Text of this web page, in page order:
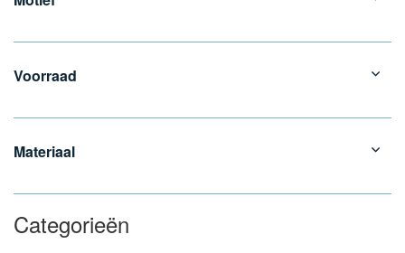
Voorraad
Materiaal
Categorieën